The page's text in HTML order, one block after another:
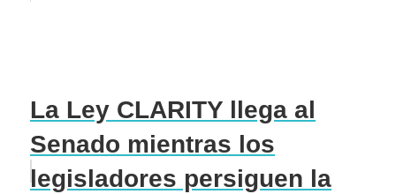
La Ley CLARITY llega al
Senado mientras los
legisladores persiguen la